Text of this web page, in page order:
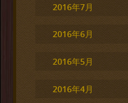
2016年7月
2016年6月
2016年5月
2016年4月